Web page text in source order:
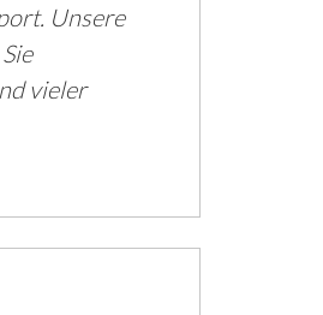
Unsere
vieler